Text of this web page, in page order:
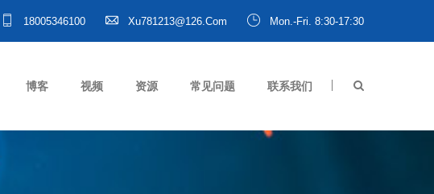
18005346100 Xu781213@126.com Mon.-Fri. 8:30-17:30
博客 视频 资源 常见问题 联系我们